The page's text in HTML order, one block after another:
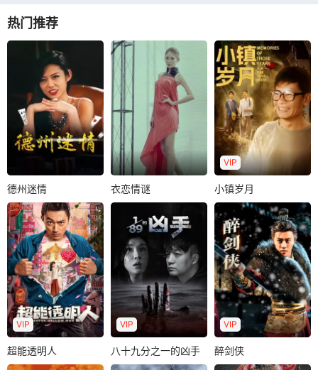
热门推荐
德州迷情
黎宇航
莫绮雯
林毅
张正月是MIT毕业的
年轻天才生，精通
概率论和心理学的
他在德扑界..
德州迷情 衣恋情谜
总是受到女上司的
压迫，在气馁中，
一次意外模特未..
衣恋情谜
VIP
小镇岁月
颜丙燕
李健
男主人魏献国是唯
一一个留在了当地
还没有返城的知
青，他总想靠着自..
小镇岁月
VIP
超能透明人
超能透明人
VIP
八十九分之一的凶手
八十九分之一的凶手
VIP
醉剑侠
醉剑侠